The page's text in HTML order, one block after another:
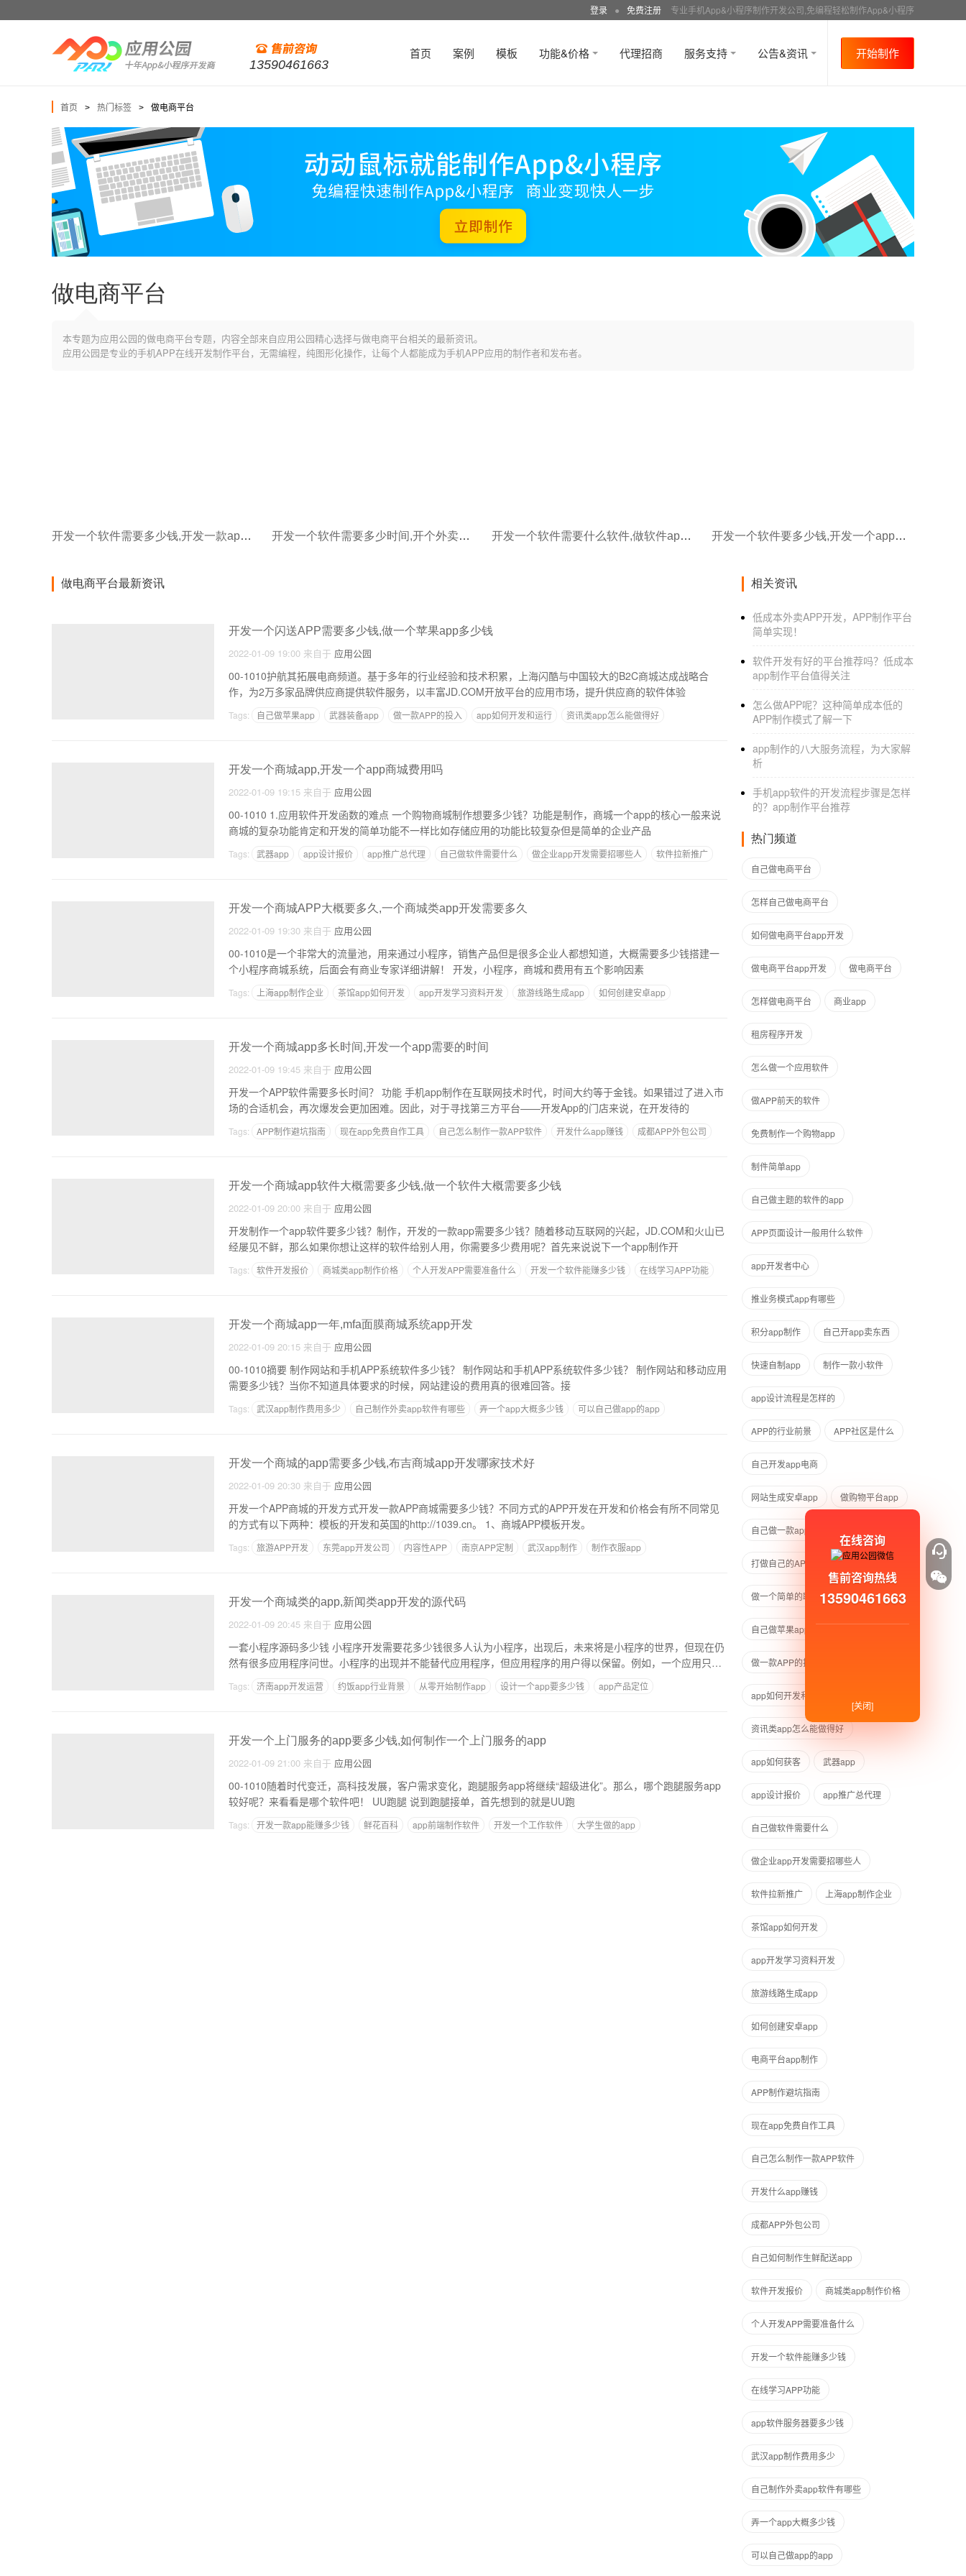
登录 ● 免费注册 专业手机App&小程序制作开发公司,免编程轻松制作App&小程序
13590461663
首页 案例 模板 功能&价格 代理招商 服务支持 公告&资讯 开始制作
首页 > 热门标签 > 做电商平台
做电商平台
本专题为应用公园的做电商平台专题，内容全部来自应用公园精心选择与做电商平台相关的最新资讯。
应用公园是专业的手机APP在线开发制作平台，无需编程，纯图形化操作，让每个人都能成为手机APP应用的制作者和发布者。
开发一个软件需要多少钱,开发一款app软件 开发一个软件需要多少时间,开个外卖软件公司需要多少钱 开发一个软件需要什么软件,做软件app软件难吗 开发一个软件要多少钱,开发一个app软件大概需要多少钱
做电商平台最新资讯
开发一个闪送APP需要多少钱,做一个苹果app多少钱
2022-01-09 19:00 来自于 应用公园
00-1010护航其拓展电商频道。基于多年的行业经验和技术积累，上海闪酷与中国较大的B2C商城达成战略合
作，为2万多家品牌供应商提供软件服务，以丰富JD.COM开放平台的应用市场，提升供应商的软件体验
Tags: 自己做苹果app 武器装备app 做一款APP的投入 app如何开发和运行
资讯类app怎么能做得好
开发一个商城app,开发一个app商城费用吗
2022-01-09 19:15 来自于 应用公园
00-1010 1.应用软件开发函数的难点 一个购物商城制作想要多少钱？功能是制作，商城一个app的核心一般来说
商城的复杂功能肯定和开发的简单功能不一样比如存储应用的功能比较复杂但是简单的企业产品
Tags: 武器app app设计报价 app推广总代理 自己做软件需要什么 做企业app开发需要招哪些人 软件拉新推广
开发一个商城APP大概要多久,一个商城类app开发需要多久
2022-01-09 19:30 来自于 应用公园
00-1010是一个非常大的流量池，用来通过小程序，销售产品但是很多企业人都想知道，大概需要多少钱搭建一
个小程序商城系统，后面会有商业专家详细讲解！ 开发，小程序，商城和费用有五个影响因素
Tags: 上海app制作企业 茶馆app如何开发 app开发学习资料开发 旅游线路生成app
如何创建安卓app
开发一个商城app多长时间,开发一个app需要的时间
2022-01-09 19:45 来自于 应用公园
开发一个APP软件需要多长时间？ 功能 手机app制作在互联网技术时代，时间大约等于金钱。如果错过了进入市
场的合适机会，再次爆发会更加困难。因此，对于寻找第三方平台——开发App的门店来说，在开发待的
Tags: APP制作避坑指南 现在app免费自作工具 自己怎么制作一款APP软件 开发什么app赚钱
成都APP外包公司
开发一个商城app软件大概需要多少钱,做一个软件大概需要多少钱
2022-01-09 20:00 来自于 应用公园
开发制作一个app软件要多少钱？制作，开发的一款app需要多少钱？随着移动互联网的兴起，JD.COM和火山已
经屡见不鲜，那么如果你想让这样的软件给别人用，你需要多少费用呢？首先来说说下一个app制作开
Tags: 软件开发报价 商城类app制作价格 个人开发APP需要准备什么 开发一个软件能赚多少钱
在线学习APP功能
开发一个商城app一年,mfa面膜商城系统app开发
2022-01-09 20:15 来自于 应用公园
00-1010摘要 制作网站和手机APP系统软件多少钱？ 制作网站和手机APP系统软件多少钱？ 制作网站和移动应用
需要多少钱？当你不知道具体要求的时候，网站建设的费用真的很难回答。接
Tags: 武汉app制作费用多少 自己制作外卖app软件有哪些 弄一个app大概多少钱
可以自己做app的app
开发一个商城的app需要多少钱,布吉商城app开发哪家技术好
2022-01-09 20:30 来自于 应用公园
开发一个APP商城的开发方式开发一款APP商城需要多少钱？不同方式的APP开发在开发和价格会有所不同常见
的方式有以下两种：模板的开发和英国的http://1039.cn。 1、商城APP模板开发。
Tags: 旅游APP开发 东莞app开发公司 内容性APP 南京APP定制 武汉app制作 制作衣服app
开发一个商城类的app,新闻类app开发的源代码
2022-01-09 20:45 来自于 应用公园
一套小程序源码多少钱 小程序开发需要花多少钱很多人认为小程序，出现后，未来将是小程序的世界，但现在仍
然有很多应用程序问世。小程序的出现并不能替代应用程序，但应用程序的用户得以保留。例如，一个应用只能
Tags: 济南app开发运营 约饭app行业背景 从零开始制作app 设计一个app要多少钱
app产品定位
开发一个上门服务的app要多少钱,如何制作一个上门服务的app
2022-01-09 21:00 来自于 应用公园
00-1010随着时代变迁，高科技发展，客户需求变化，跑腿服务app将继续“超级进化”。那么，哪个跑腿服务app
较好呢？来看看是哪个软件吧！ UU跑腿 说到跑腿接单，首先想到的就是UU跑
Tags: 开发一款app能赚多少钱 鲜花百科 app前端制作软件 开发一个工作软件
大学生做的app
相关资讯
低成本外卖APP开发，APP制作平台
简单实现！
软件开发有好的平台推荐吗？低成本
app制作平台值得关注
怎么做APP呢？这种简单成本低的
APP制作模式了解一下
app制作的八大服务流程，为大家解
析
手机app软件的开发流程步骤是怎样
的？app制作平台推荐
热门频道
自己做电商平台
怎样自己做电商平台
如何做电商平台app开发
做电商平台app开发 做电商平台
怎样做电商平台 商业app
租房程序开发
怎么做一个应用软件
做APP前天的软件
免费制作一个购物app
制件简单app
自己做主题的软件的app
APP页面设计一般用什么软件
app开发者中心
推业务模式app有哪些
积分app制作 自己开app卖东西
快速自制app 制作一款小软件
app设计流程是怎样的
APP的行业前景 APP社区是什么
自己开发app电商
网站生成安卓app 做购物平台app
自己做一款app需要多少钱
打做自己的APP
做一个简单的联网app 语音交互
自己做苹果app
做一款APP的投入
app如何开发和运行
资讯类app怎么能做得好
app如何获客 武器app
app设计报价 app推广总代理
自己做软件需要什么
做企业app开发需要招哪些人
软件拉新推广 上海app制作企业
茶馆app如何开发
app开发学习资料开发
旅游线路生成app
如何创建安卓app
电商平台app制作
APP制作避坑指南
现在app免费自作工具
自己怎么制作一款APP软件
开发什么app赚钱
成都APP外包公司
自己如何制作生鲜配送app
软件开发报价 商城类app制作价格
个人开发APP需要准备什么
开发一个软件能赚多少钱
在线学习APP功能
app软件服务器要多少钱
武汉app制作费用多少
自己制作外卖app软件有哪些
弄一个app大概多少钱
可以自己做app的app
在线咨询
售前咨询热线
13590461663
[关闭]